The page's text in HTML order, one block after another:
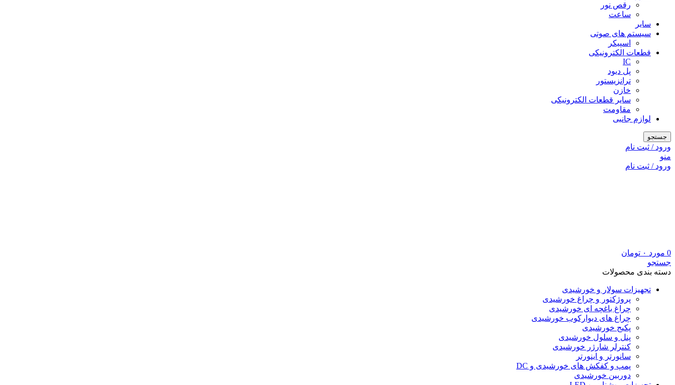
رقص نور
ساعت
سایر
سیستم های صوتی
اسپیکر
قطعات الکترونیکی
IC
پل دیود
ترانزیستور
خازن
سایر قطعات الکترونیکی
مقاومت
لوازم جانبی
جستجو
ورود / ثبت نام
منو
ورود / ثبت نام
0 مورد ۰ تومان
جستجو
دسته بندی محصولات
تجهیزات سولار و خورشیدی
پروژکتور و چراغ خورشیدی
چراغ باغچه ای خورشیدی
چراغ های دیوارکوب خورشیدی
پکیج خورشیدی
پنل و سلول خورشیدی
کنترلر شارژر خورشیدی
سانورتر و اینورتر
پمپ و کفکش های خورشیدی و DC
دوربین خورشیدی